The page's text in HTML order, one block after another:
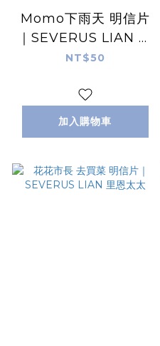
Momo下雨天 明信片
｜SEVERUS LIAN 里
恩太太
NT$50
加入購物車